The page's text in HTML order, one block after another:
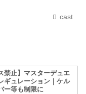
cast
禁止】マスターデュエ
ギュレーション｜ケル
ー等も制限に